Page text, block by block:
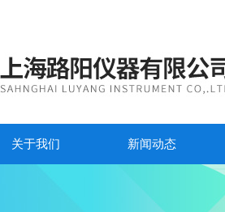
关于我们 新闻动态